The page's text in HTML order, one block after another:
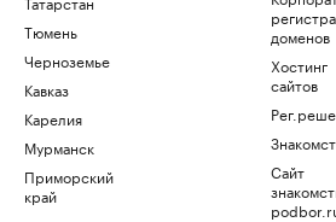
Тюмень
Черноземье
Кавказ
Карелия
Мурманск
Приморский
край
доменов
Хостинг
сайтов
Сайт